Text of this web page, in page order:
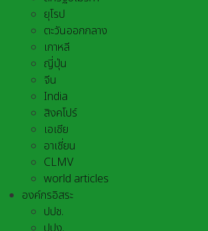
ยุโรป
ตะวันออกกลาง
เกาหลี
ญี่ปุ่น
จีน
India
สิงคโปร์
เอเชีย
อาเชี่ยน
CLMV
world articles
องค์กรอิสระ
ปปช.